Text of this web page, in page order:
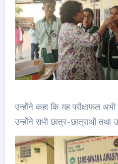
उन्होंने कहा कि यह परीक्षाफल
उन्होंने सभी छात्र-छात्राओं तथा